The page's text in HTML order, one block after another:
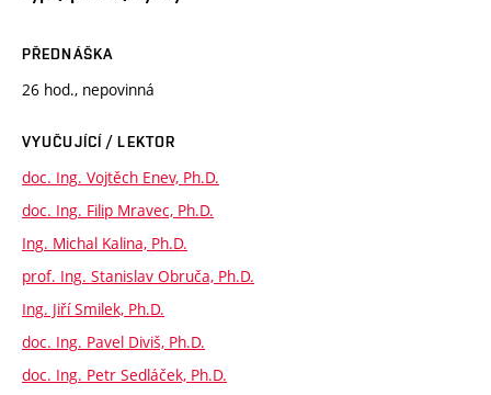
PŘEDNÁŠKA
26 hod., nepovinná
VYUČUJÍCÍ / LEKTOR
doc. Ing. Vojtěch Enev, Ph.D.
doc. Ing. Filip Mravec, Ph.D.
Ing. Michal Kalina, Ph.D.
prof. Ing. Stanislav Obruča, Ph.D.
Ing. Jiří Smilek, Ph.D.
doc. Ing. Pavel Diviš, Ph.D.
doc. Ing. Petr Sedláček, Ph.D.